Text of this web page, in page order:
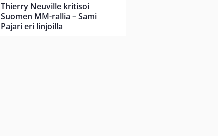
Thierry Neuville kritisoi
Suomen MM-rallia – Sami
Pajari eri linjoilla